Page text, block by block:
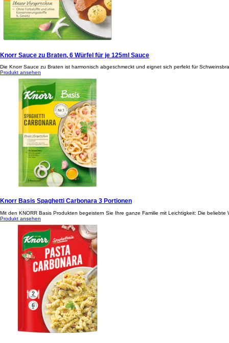
Knorr Sauce zu Braten, 6 Würfel für je 125ml Sauce
Die Knorr Sauce zu Braten ist harmonisch abgeschmeckt und eignet sich perfekt für
Produkt ansehen
Knorr Basis Spaghetti Carbonara 3 Portionen
Mit den KNORR Basis Produkten begeistern Sie Ihre ganze Familie mit Leichtigkeit: Die
Produkt ansehen